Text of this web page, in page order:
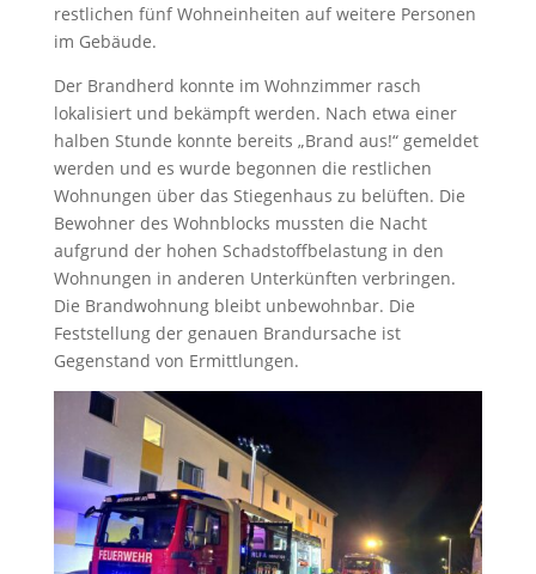
restlichen fünf Wohneinheiten auf weitere Personen
im Gebäude.
Der Brandherd konnte im Wohnzimmer rasch
lokalisiert und bekämpft werden. Nach etwa einer
halben Stunde konnte bereits „Brand aus!“ gemeldet
werden und es wurde begonnen die restlichen
Wohnungen über das Stiegenhaus zu belüften. Die
Bewohner des Wohnblocks mussten die Nacht
aufgrund der hohen Schadstoffbelastung in den
Wohnungen in anderen Unterkünften verbringen.
Die Brandwohnung bleibt unbewohnbar. Die
Feststellung der genauen Brandursache ist
Gegenstand von Ermittlungen.